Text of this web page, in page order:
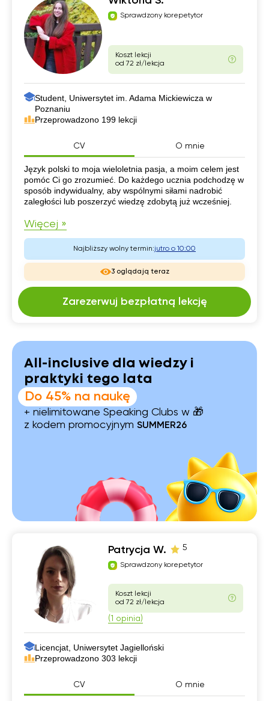
Sprawdzony korepetytor
Koszt lekcji
od 72 zł/lekcja
Student, Uniwersytet im. Adama Mickiewicza w
Poznaniu
Przeprowadzono 199 lekcji
CV O mnie
CV
Język polski to moja wieloletnia pasja, a moim celem jest
pomóc Ci go zrozumieć. Do każdego ucznia podchodzę w
sposób indywidualny, aby wspólnymi siłami nadrobić
zaległości lub poszerzyć wiedzę zdobytą już wcześniej.
Więcej »
Najbliższy wolny termin:jutro o 10:00
3 oglądają teraz
Zarezerwuj bezpłatną lekcję
All-inclusive dla wiedzy i
praktyki tego lata
Do 45% na naukę
+ nielimitowane Speaking Clubs w 🎁
z kodem promocyjnym SUMMER26
Patrycja W. 5
Sprawdzony korepetytor
Koszt lekcji
od 72 zł/lekcja
(1 opinia)
Licencjat, Uniwersytet Jagielloński
Przeprowadzono 303 lekcji
CV O mnie